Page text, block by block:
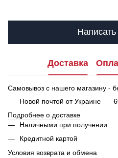
Написать
Доставка
Самовывоз с нашего магазину -
Новой почтой от Украине —
Подробнее о доставке
Наличными при получении
Кредитной картой
Условия возврата и обмена